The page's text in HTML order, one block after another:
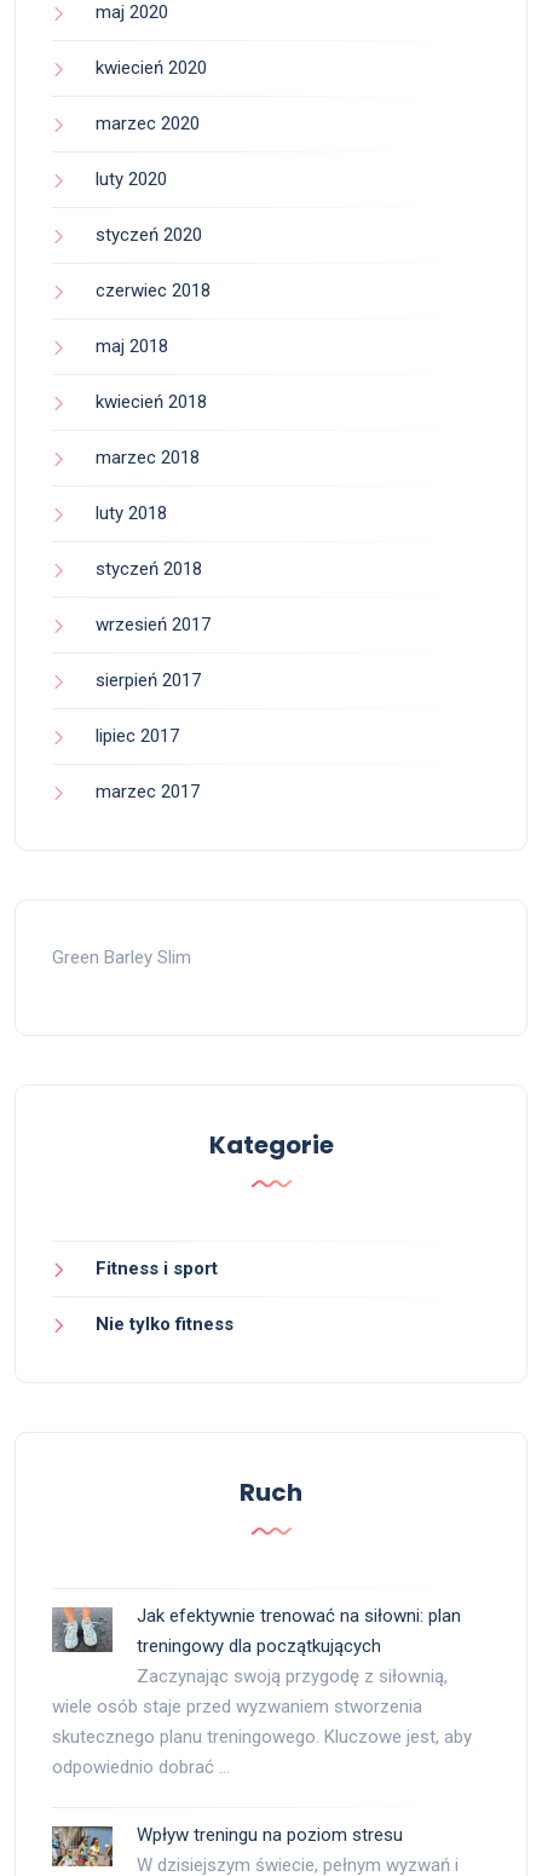
maj 2020
kwiecień 2020
marzec 2020
luty 2020
styczeń 2020
czerwiec 2018
maj 2018
kwiecień 2018
marzec 2018
luty 2018
styczeń 2018
wrzesień 2017
sierpień 2017
lipiec 2017
marzec 2017
Green Barley Slim
Kategorie
Fitness i sport
Nie tylko fitness
Ruch
Jak efektywnie trenować na siłowni: plan
treningowy dla początkujących
Zaczynając swoją przygodę z siłownią,
wiele osób staje przed wyzwaniem stworzenia
skutecznego planu treningowego. Kluczowe jest, aby
odpowiednio dobrać …
Wpływ treningu na poziom stresu
W dzisiejszym świecie, pełnym wyzwań i